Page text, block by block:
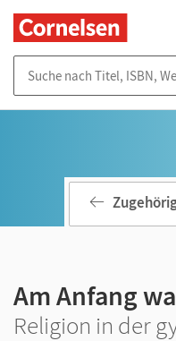
Am Anfang
Religion in der